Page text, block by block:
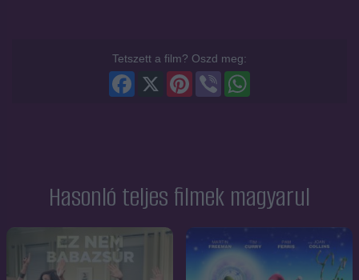
Tetszett a film? Oszd meg:
Viber
Pinterest
X
Facebook
Hasonló teljes filmek magyarul